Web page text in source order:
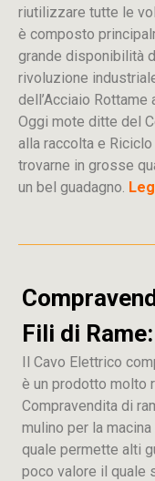
riutilizzare tutte le
è composto
grande disponibilità
rivoluzione
dell’Acciaio
Oggi mote ditte del
alla raccolta e
trovarne in grosse
un bel guadagno.
Fili di Rame:
Il Cavo Elettrico
è un prodotto molto
Compravendita di
mulino per la
quale permette alti
poco valore il quale